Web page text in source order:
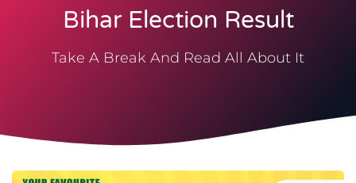
Bihar Election Result
Take A Break And Read All About It